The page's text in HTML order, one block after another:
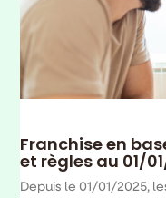
Franchise en
et règles au 01/
Depuis le 01/01/2025,